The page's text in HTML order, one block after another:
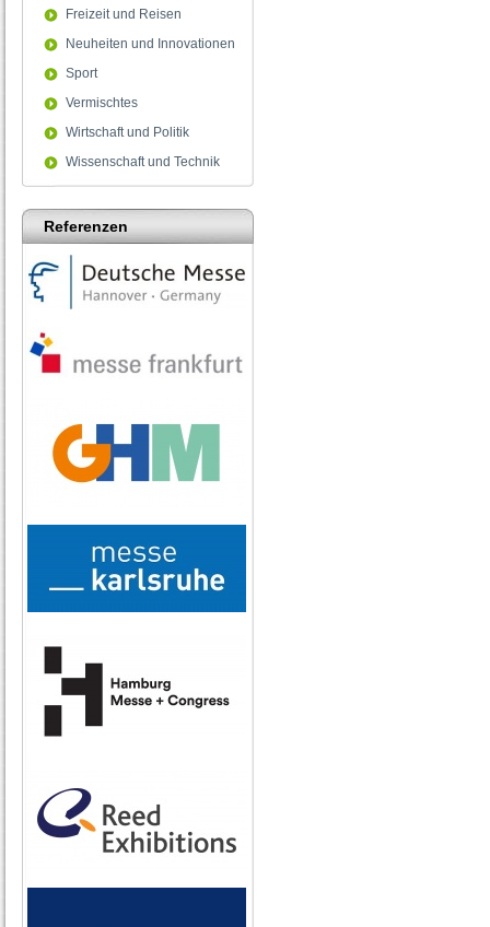
Freizeit und Reisen
Neuheiten und Innovationen
Sport
Vermischtes
Wirtschaft und Politik
Wissenschaft und Technik
Referenzen